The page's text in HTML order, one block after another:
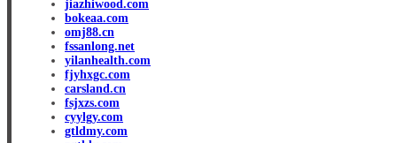
jiazhiwood.com
bokeaa.com
omj88.cn
fssanlong.net
yilanhealth.com
fjyhxgc.com
carsland.cn
fsjxzs.com
cyylgy.com
gtldmy.com